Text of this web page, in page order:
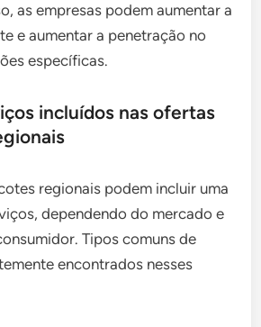
as empresas podem aumentar a
e aumentar a penetração no
específicas.
incluídos nas ofertas
regionais podem incluir uma
dependendo do mercado e
Tipos comuns de
encontrados nesses